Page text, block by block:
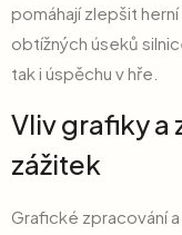
pomáhají zlepšit
obtížných úseků
tak i úspěchu v hře.
Vliv grafiky a
zážitek
Grafické zpracování